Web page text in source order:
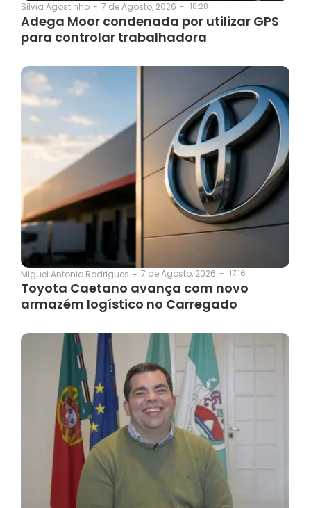
Silvia Agostinho - 7 de Agosto, 2026 - 18:28
Adega Moor condenada por utilizar GPS
para controlar trabalhadora
Miguel Antonio Rodrigues - 7 de Agosto, 2026 - 17:16
Toyota Caetano avança com novo
armazém logístico no Carregado